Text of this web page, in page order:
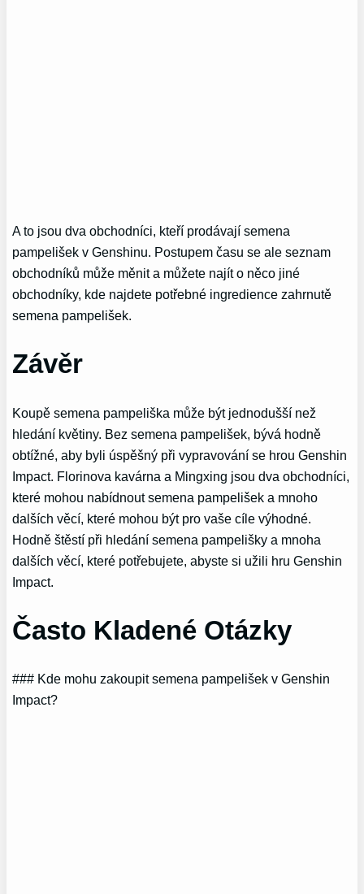
A to jsou dva obchodníci, kteří prodávají semena
pampelišek v Genshinu. Postupem času se ale seznam
obchodníků může měnit a můžete najít o něco jiné
obchodníky, kde najdete potřebné ingredience zahrnutě
semena pampelišek.
Závěr
Koupě semena pampeliška může být jednodušší než
hledání květiny. Bez semena pampelišek, bývá hodně
obtížné, aby byli úspěšný při vypravování se hrou Genshin
Impact. Florinova kavárna a Mingxing jsou dva obchodníci,
které mohou nabídnout semena pampelišek a mnoho
dalších věcí, které mohou být pro vaše cíle výhodné.
Hodně štěstí při hledání semena pampelišky a mnoha
dalších věcí, které potřebujete, abyste si užili hru Genshin
Impact.
Často Kladené Otázky
### Kde mohu zakoupit semena pampelišek v Genshin
Impact?